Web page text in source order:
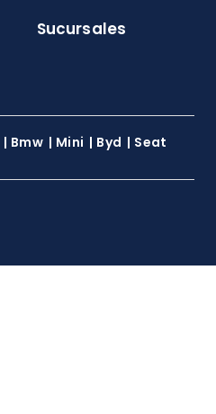
Sucursales
| Bmw | Mini | Byd | Seat